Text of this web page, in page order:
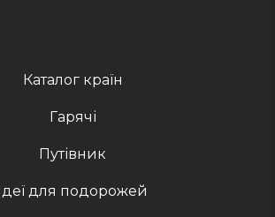
Каталог країн
Гарячі
Путівник
для подорожей